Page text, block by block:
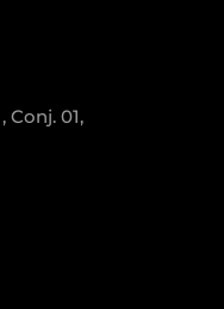
Conj. 01,